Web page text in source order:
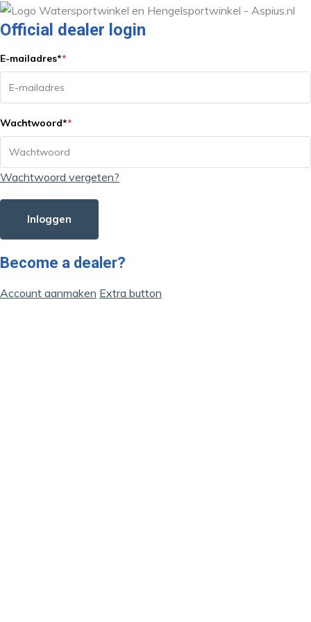
Official dealer login
E-mailadres**
Wachtwoord**
Wachtwoord vergeten?
Inloggen
Become a dealer?
Account aanmaken Extra button